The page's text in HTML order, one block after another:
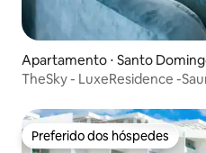
Apartamento ⋅ Santo
TheSky - LuxeResidence -
Preferido dos hóspedes
Preferido dos hóspedes